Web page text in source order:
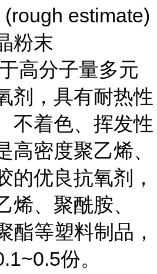
estimate)
粉末
高分子量多元
剂，具有耐热性
不着色、挥发性
高密度聚乙烯、
的优良抗氧剂，
烯、聚酰胺、
酯等塑料制品，
份。